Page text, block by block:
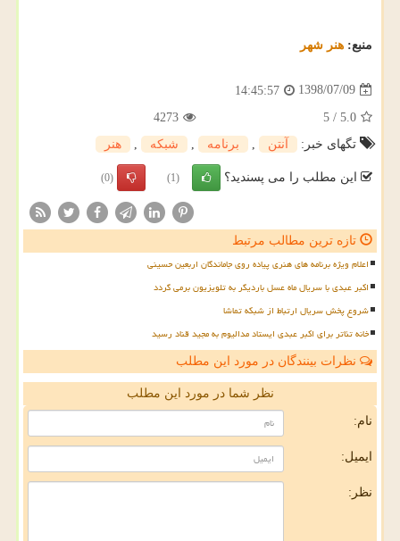
منبع: هنر شهر
1398/07/09
14:45:57
5.0
/
5
4273
تگهای خبر:
آنتن , برنامه , شبكه , هنر
این مطلب را می پسندید؟ (1)
(0)
تازه ترین مطالب مرتبط
اعلام ویژه برنامه های هنری پیاده روی جاماندگان اربعین حسینی
اکبر عبدی با سریال ماه عسل باردیگر به تلویزیون برمی گردد
شروع پخش سریال ارتباط از شبکه تماشا
خانه تئاتر برای اکبر عبدی ایستاد مدالیوم به مجید قناد رسید
نظرات بینندگان در مورد این مطلب
نظر شما در مورد این مطلب
نام:
ایمیل:
نظر: